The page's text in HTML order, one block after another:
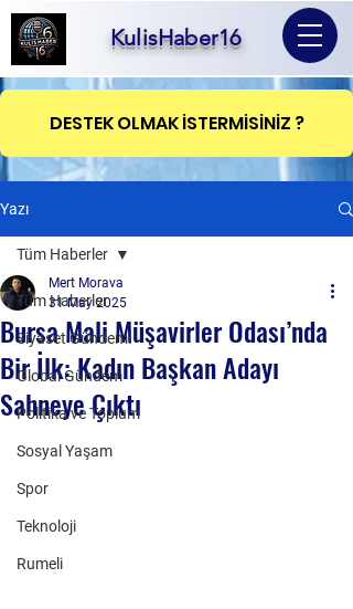
KulisHaber16
DESTEK OLMAK İSTERMİSİNİZ ?
Yazı
Tüm Haberler
Siyaset Gündemi
Global Gündem
Politika ve Toplum
Sosyal Yaşam
Spor
Teknoloji
Rumeli
Tüm Haberler
Bursa Mali Müşavirler Odası’nda
Bir İlk: Kadın Başkan Adayı
Sahneye Çıktı
Mert Morava
31 May 2025